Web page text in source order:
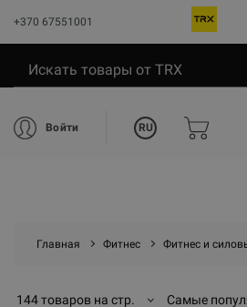
+370 67551001
Войти RU
Главная Фитнес Фитнес и
144 товаров на стр. Самые